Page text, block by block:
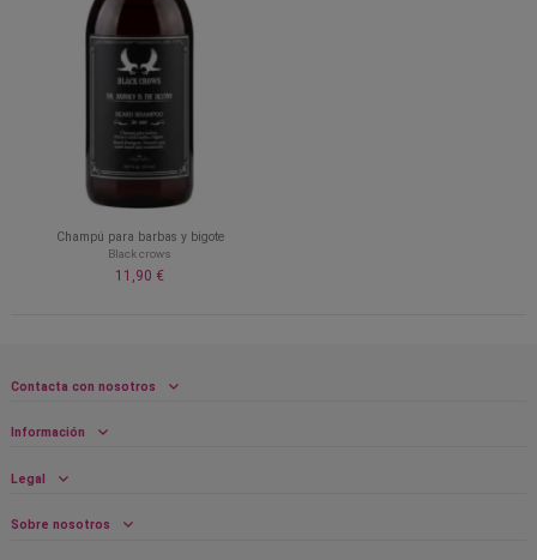
Champú para barbas y bigote
Black crows
11,90 €
Contacta con nosotros
Información
Legal
Sobre nosotros